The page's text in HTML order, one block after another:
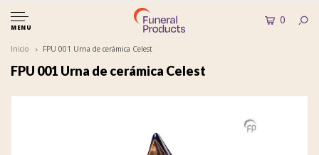
MENU
0
Inicio FPU 001 Urna de cerámica Celest
FPU 001 Urna de cerámica Celest